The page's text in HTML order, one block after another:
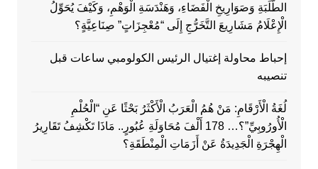
الطَّلَبَةِ وَصَوَارِيخِ الْفَضَاءِ، وَهَنْدَسَةِ الْوَهْمِ، وَكَيْفَ يُحَوِّلُ
الْإِعْلَامُ مَشَارِيعَ التَّخَرُّجِ إِلَى “مُعْجِزَاتٍ” صِنَاعِيَّةٍ؟
إحباط محاولة إغتيال الرئيس الكولومبي ساعات قبل
تنصيبه
لُغَةُ الْأَرْقَامِ: مَنْ هُمُ الْعَرَبُ الْأَكْثَرُ بَحْثًا عَنِ “الْحُلْمِ
الْأُورُوبِيِّ”؟… 178 أَلْفَ مُحَاوَلَةِ عُبُورٍ.. مَاذَا تَكْشِفُ تَقَارِيرُ
الْهِجْرَةِ الْجَدِيدَةُ عَنْ أَزَمَاتِ الْمِنْطَقَةِ؟